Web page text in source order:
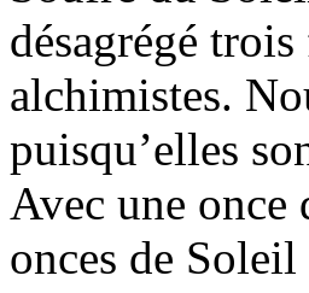
désagrégé
alchimistes.
puisqu’elles
Avec une
onces de